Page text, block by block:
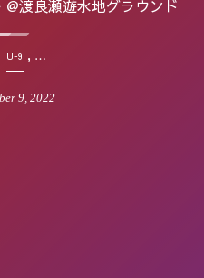
渡良瀬遊水地グラウンド
U-9 , …
9, 2022